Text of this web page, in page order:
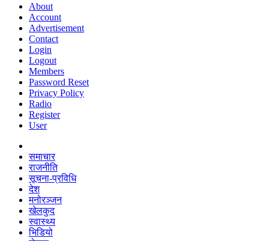
About
Account
Advertisement
Contact
Login
Logout
Members
Password Reset
Privacy Policy
Radio
Register
User
समाचार
राजनीति
सूचना-प्रविधि
देश
मनोरञ्जन
खेलकुद
स्वास्थ्य
भिडियो